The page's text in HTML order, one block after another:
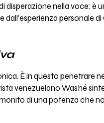
disperazione nella voce: è
personale
È in questo penetrare
venezuelano Washé
di una potenza che